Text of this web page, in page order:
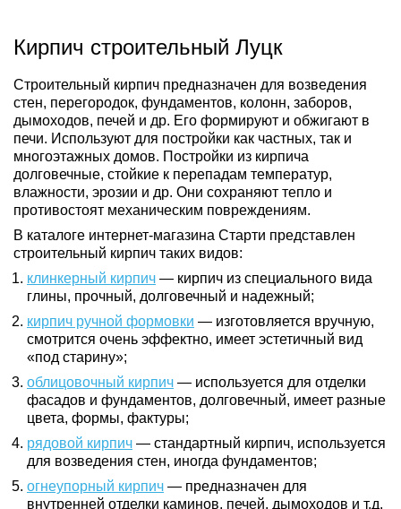
Кирпич строительный Луцк
Строительный кирпич предназначен для возведения
стен, перегородок, фундаментов, колонн, заборов,
дымоходов, печей и др. Его формируют и обжигают в
печи. Используют для постройки как частных, так и
многоэтажных домов. Постройки из кирпича
долговечные, стойкие к перепадам температур,
влажности, эрозии и др. Они сохраняют тепло и
противостоят механическим повреждениям.
В каталоге интернет-магазина Старти представлен
строительный кирпич таких видов:
клинкерный кирпич — кирпич из специального вида
глины, прочный, долговечный и надежный;
кирпич ручной формовки — изготовляется вручную,
смотрится очень эффектно, имеет эстетичный вид
«под старину»;
облицовочный кирпич — используется для отделки
фасадов и фундаментов, долговечный, имеет разные
цвета, формы, фактуры;
рядовой кирпич — стандартный кирпич, используется
для возведения стен, иногда фундаментов;
огнеупорный кирпич — предназначен для
внутренней отделки каминов, печей, дымоходов и т.д.